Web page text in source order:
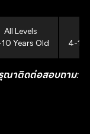
All Levels
Years Old
4-10
ณาติดต่อสอบถาม: